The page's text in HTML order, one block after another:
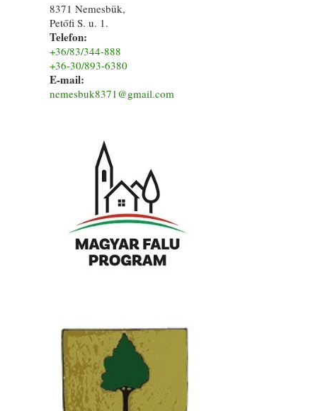
8371 Nemesbük,
Petőfi S. u. 1.
Telefon:
+36/83/344-888
+36-30/893-6380
E-mail:
nemesbuk8371@gmail.com